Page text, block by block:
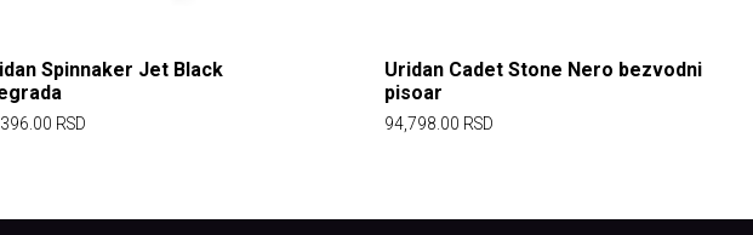
Spinnaker Jet Black
RSD
Uridan Cadet Stone Nero bezvodni
pisoar
94,798.00 RSD